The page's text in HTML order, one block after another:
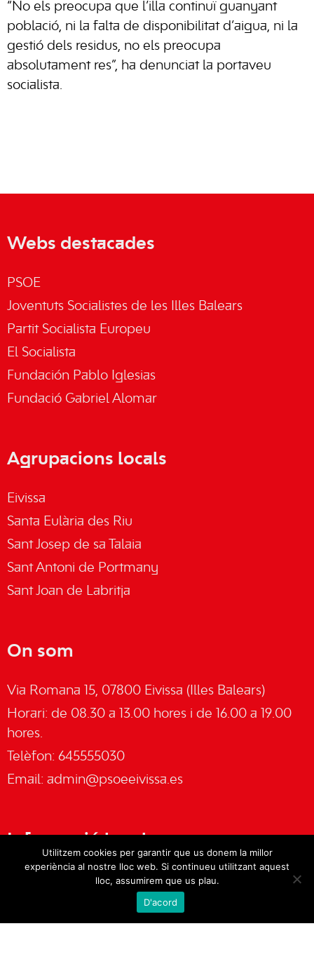
“No els preocupa que l’illa continuï guanyant
població, ni la falta de disponibilitat d’aigua, ni la
gestió dels residus, no els preocupa
absolutament res”, ha denunciat la portaveu
socialista.
Webs destacades
PSOE
Joventuts Socialistes de les Illes Balears
Partit Socialista Europeu
El Socialista
Fundación Pablo Iglesias
Fundació Gabriel Alomar
Agrupacions locals
Eivissa
Santa Eulària des Riu
Sant Josep de sa Talaia
Sant Antoni de Portmany
Sant Joan de Labritja
On som
Via Romana 15, 07800 Eivissa (Illes Balears)
Horari: de 08.30 a 13.00 hores i de 16.00 a 19.00
hores.
Telèfon: 645555030
Email: admin@psoeeivissa.es
Informació legal
Política de privacitat
Utilitzem cookies per garantir que us donem la millor
experiència al nostre lloc web. Si continueu utilitzant aquest
lloc, assumirem que us plau.
D'acord